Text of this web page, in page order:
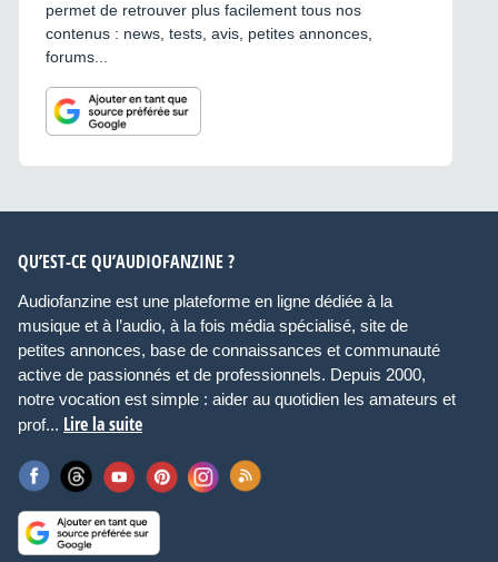
permet de retrouver plus facilement tous nos
contenus : news, tests, avis, petites annonces,
forums...
QU’EST-CE QU’AUDIOFANZINE ?
Audiofanzine est une plateforme en ligne dédiée à la
musique et à l’audio, à la fois média spécialisé, site de
petites annonces, base de connaissances et communauté
active de passionnés et de professionnels. Depuis 2000,
notre vocation est simple : aider au quotidien les amateurs et
prof... Lire la suite